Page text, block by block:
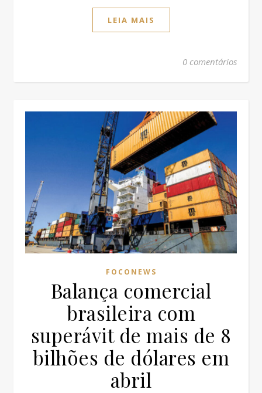
LEIA MAIS
0 comentários
FOCONEWS
Balança comercial
brasileira com
superávit de mais de 8
bilhões de dólares em
abril